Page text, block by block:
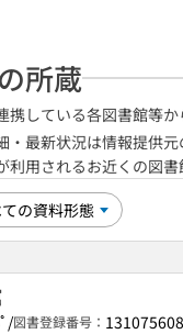
所蔵
している各図書館等か
・最新状況は情報提供
利用されるお近くの図
/図書登録番号：